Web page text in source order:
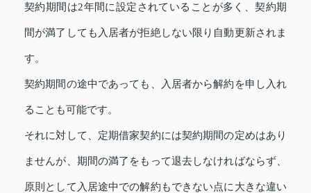
契約期間は2年間に設定されていることが多く、契約期
間が満了しても入居者が拒絶しない限り自動更新されま
す。
契約期間の途中であっても、入居者から解約を申し入れ
ることも可能です。
それに対して、定期借家契約には契約期間の定めはあり
ませんが、期間の満了をもって退去しなければならず、
原則として入居途中での解約もできない点に大きな違い